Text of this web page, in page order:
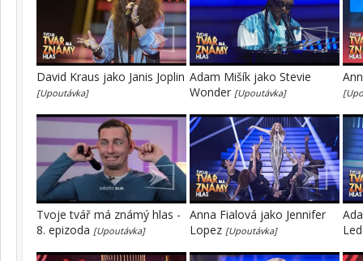
David Kraus jako Janis Joplin
[Upoutávka]
Adam Mišík jako Stevie
Wonder [Upoutávka]
Tvoje tvář má známý hlas -
8. epizoda [Upoutávka]
Anna Fialová jako Jennifer
Lopez [Upoutávka]